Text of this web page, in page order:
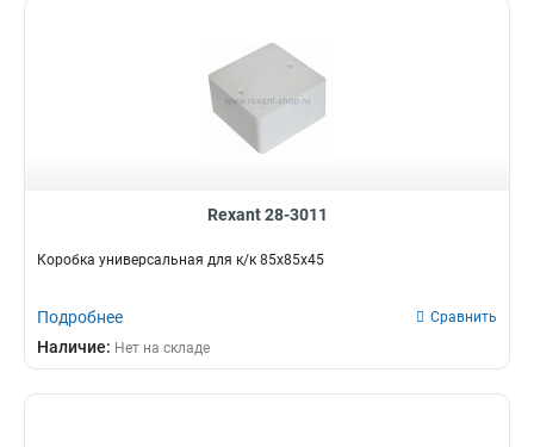
Rexant 28-3011
Коробка универсальная для к/к 85х85х45
Подробнее Сравнить
Наличие: Нет на складе